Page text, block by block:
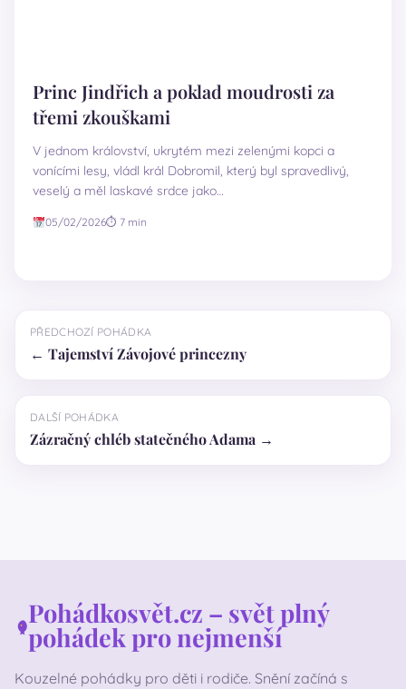
Princ Jindřich a poklad moudrosti za
třemi zkouškami
V jednom království, ukrytém mezi zelenými kopci a
vonícími lesy, vládl král Dobromil, který byl spravedlivý,
veselý a měl laskavé srdce jako…
05/02/2026⏱ 7 min
PŘEDCHOZÍ POHÁDKA
← Tajemství Závojové princezny
DALŠÍ POHÁDKA
Zázračný chléb statečného Adama →
Pohádkosvět.cz – svět plný
pohádek pro nejmenší
Kouzelné pohádky pro děti i rodiče. Snění začíná s